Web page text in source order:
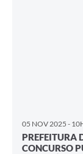
05 NOV 2025 -
PREFEITURA
CONCURSO